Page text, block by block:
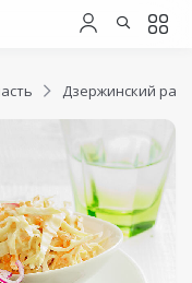
Дзержинский